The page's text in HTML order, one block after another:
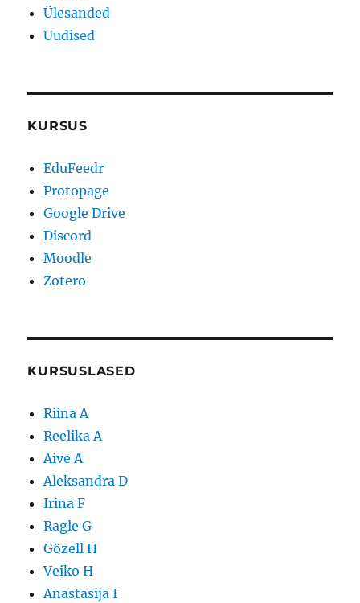
Ülesanded
Uudised
KURSUS
EduFeedr
Protopage
Google Drive
Discord
Moodle
Zotero
KURSUSLASED
Riina A
Reelika A
Aive A
Aleksandra D
Irina F
Ragle G
Gözell H
Veiko H
Anastasija I